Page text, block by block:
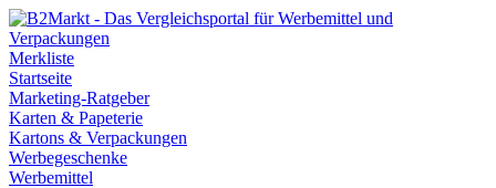
Merkliste
Startseite
Marketing-Ratgeber
Karten & Papeterie
Kartons & Verpackungen
Werbegeschenke
Werbemittel